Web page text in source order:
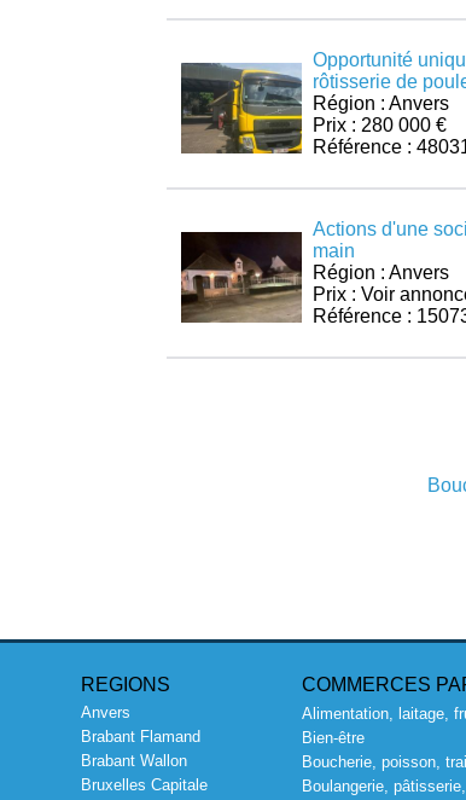
Opportunité
rôtisserie de
Région : Anvers
Prix : 280 000 €
Référence :
Actions d'une
main
Région : Anvers
Prix : Voir
Référence :
REGIONS
Anvers
Brabant Flamand
Brabant Wallon
Bruxelles Capitale
COMMERCES
Alimentation, laitage,
Bien-être
Boucherie, poisson,
Boulangerie,